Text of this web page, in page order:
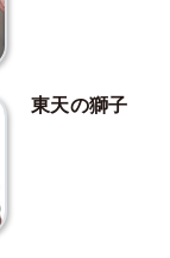
東天の獅子